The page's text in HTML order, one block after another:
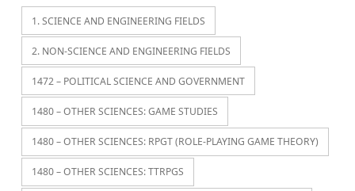
1. SCIENCE AND ENGINEERING FIELDS
2. NON-SCIENCE AND ENGINEERING FIELDS
1472 – POLITICAL SCIENCE AND GOVERNMENT
1480 – OTHER SCIENCES: GAME STUDIES
1480 – OTHER SCIENCES: RPGT (ROLE-PLAYING GAME THEORY)
1480 – OTHER SCIENCES: TTRPGS